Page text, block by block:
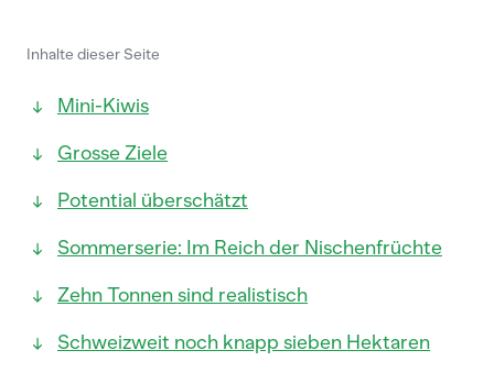
Inhalte dieser Seite
Mini-Kiwis
Grosse Ziele
Potential überschätzt
Sommerserie: Im Reich der Nischenfrüchte
Zehn Tonnen sind realistisch
Schweizweit noch knapp sieben Hektaren